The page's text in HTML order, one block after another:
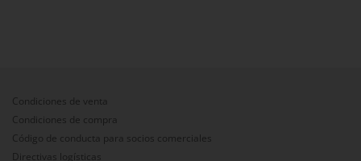
Condiciones de venta
Condiciones de compra
Código de conducta para socios comerciales
Directivas logísticas